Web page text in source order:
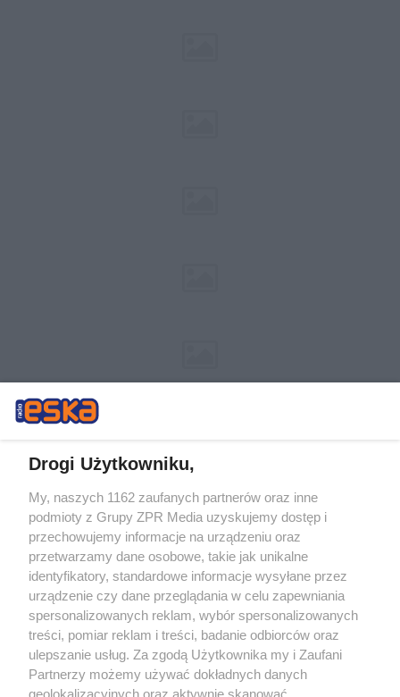
Żaden utwór zamieszczony w serwisie nie może być powielany i
rozpowszechniany lub dalej rozpowszechniany w jakikolwiek sposób (w
tym także elektroniczny lub mechaniczny) na jakimkolwiek polu
eksploatacji w jakiejkolwiek formie, włącznie z umieszczaniem w
Internecie bez pisemnej zgody właściciela praw. Jakiekolwiek użycie lub
wykorzystanie utworów w całości lub w części z naruszeniem prawa,
tzn. bez właściwej zgody, jest zabronione pod groźbą kary i może być
ścigane prawnie.
Drogi Użytkowniku,
My, naszych 1162 zaufanych partnerów oraz inne
podmioty z Grupy ZPR Media uzyskujemy dostęp i
przechowujemy informacje na urządzeniu oraz
przetwarzamy dane osobowe, takie jak unikalne
identyfikatory, standardowe informacje wysyłane przez
urządzenie czy dane przeglądania w celu zapewniania
spersonalizowanych reklam, wybór spersonalizowanych
treści, pomiar reklam i treści, badanie odbiorców oraz
ulepszanie usług. Za zgodą Użytkownika my i Zaufani
Partnerzy możemy używać dokładnych danych
geolokalizacyjnych oraz aktywnie skanować